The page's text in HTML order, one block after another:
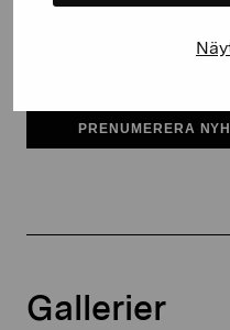
PRENUMERERA
Gallerier